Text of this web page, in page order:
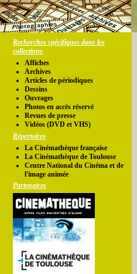
Recherches spécifiques dans les
collections
Affiches
Archives
Articles de périodiques
Dessins
Ouvrages
Photos en accés réservé
Revues de presse
Vidéos (DVD et VHS)
Répertoires
La Cinémathèque française
La Cinémathèque de Toulouse
Centre National du Cinéma et de
l'image animée
Partenaires